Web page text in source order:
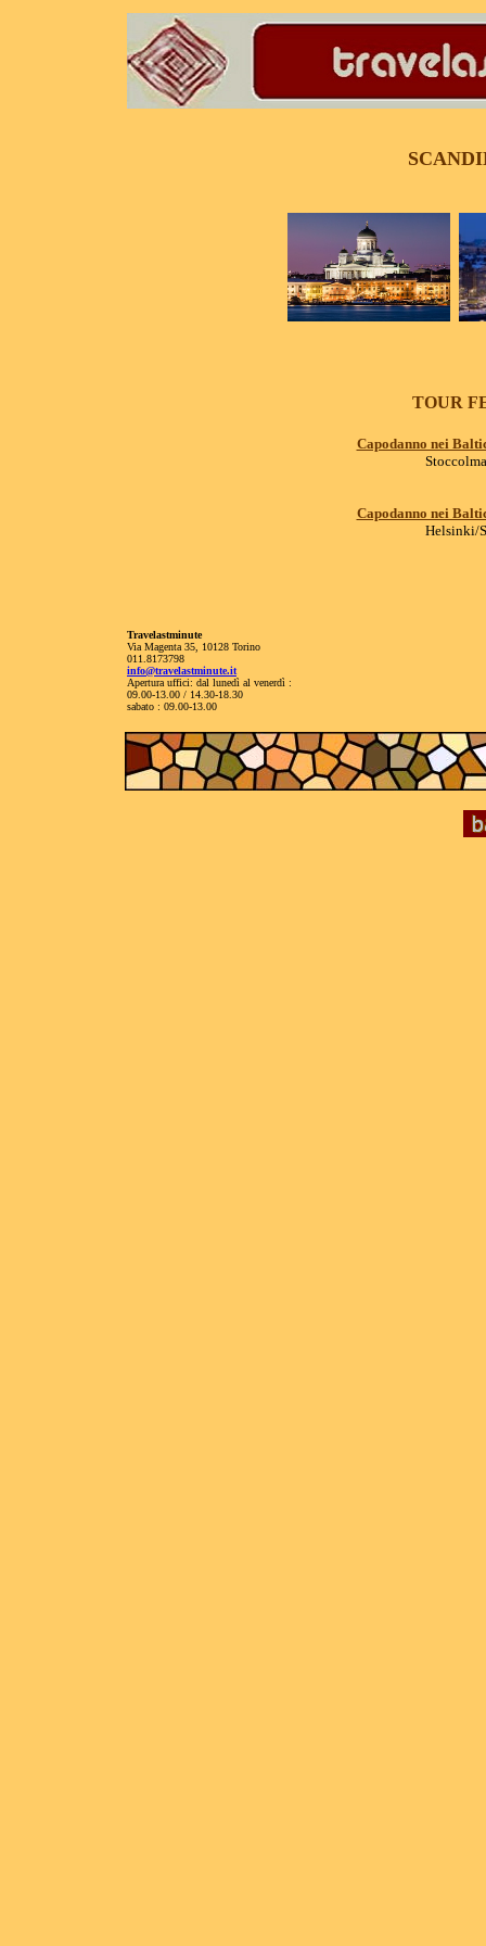
TOUR
Capodanno nei
Capodanno nei
Helsinki/
Travelastminute
Via Magenta 35, 10128 Torino
011.8173798
info@travelastminute.it
Apertura uffici: dal lunedì al venerdì :
09.00-13.00 / 14.30-18.30
sabato : 09.00-13.00